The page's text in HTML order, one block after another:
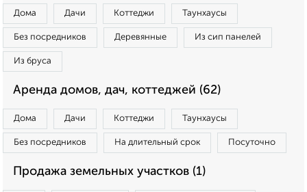
Дома Дачи Коттеджи Таунхаусы
Без посредников Деревянные Из сип панелей
Из бруса
Аренда домов, дач, коттеджей (62)
Дома Дачи Коттеджи Таунхаусы
Без посредников На длительный срок Посуточно
Продажа земельных участков (1)